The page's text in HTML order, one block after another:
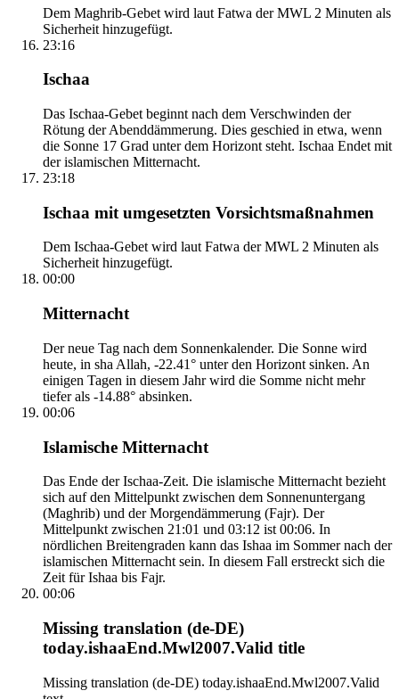
Dem Maghrib-Gebet wird laut Fatwa der MWL 2 Minuten als
Sicherheit hinzugefügt.
23:16
Ischaa
Das Ischaa-Gebet beginnt nach dem Verschwinden der
Rötung der Abenddämmerung. Dies geschied in etwa, wenn
die Sonne 17 Grad unter dem Horizont steht. Ischaa Endet mit
der islamischen Mitternacht.
23:18
Ischaa mit umgesetzten Vorsichtsmaßnahmen
Dem Ischaa-Gebet wird laut Fatwa der MWL 2 Minuten als
Sicherheit hinzugefügt.
00:00
Mitternacht
Der neue Tag nach dem Sonnenkalender. Die Sonne wird
heute, in sha Allah, -22.41° unter den Horizont sinken. An
einigen Tagen in diesem Jahr wird die Somme nicht mehr
tiefer als -14.88° absinken.
00:06
Islamische Mitternacht
Das Ende der Ischaa-Zeit. Die islamische Mitternacht bezieht
sich auf den Mittelpunkt zwischen dem Sonnenuntergang
(Maghrib) und der Morgendämmerung (Fajr). Der
Mittelpunkt zwischen 21:01 und 03:12 ist 00:06. In
nördlichen Breitengraden kann das Ishaa im Sommer nach der
islamischen Mitternacht sein. In diesem Fall erstreckt sich die
Zeit für Ishaa bis Fajr.
00:06
Missing translation (de-DE)
today.ishaaEnd.Mwl2007.Valid title
Missing translation (de-DE) today.ishaaEnd.Mwl2007.Valid